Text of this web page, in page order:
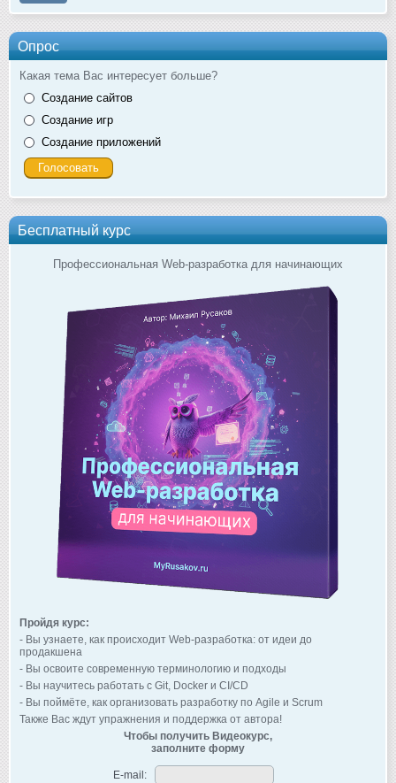
Опрос
Какая тема Вас интересует больше?
Создание сайтов
Создание игр
Создание приложений
Бесплатный курс
Профессиональная Web-разработка для начинающих
Пройдя курс:
- Вы узнаете, как происходит Web-разработка: от идеи до
продакшена
- Вы освоите современную терминологию и подходы
- Вы научитесь работать с Git, Docker и CI/CD
- Вы поймёте, как организовать разработку по Agile и Scrum
Также Вас ждут упражнения и поддержка от автора!
Чтобы получить Видеокурс,
заполните форму
E-mail: